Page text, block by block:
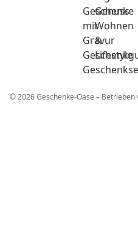
Geschenke
mit
Gravur
Genuss
Wohnen
&
Lifestyle
© 2026 Geschenke-Oase –